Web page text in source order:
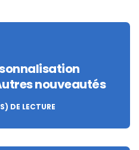
nouveautés
DE LECTURE